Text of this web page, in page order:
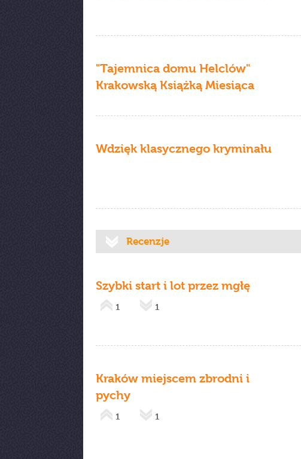
"Tajemnica domu Helclów"
Krakowską Książką Miesiąca
Wdzięk klasycznego kryminału
Recenzje
Szybki start i lot przez mgłę
1 1
Kraków miejscem zbrodni i
pychy
1 1